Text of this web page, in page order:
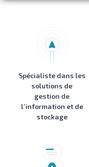
Spécialiste dans les
solutions de
gestion de
l’information et de
stockage